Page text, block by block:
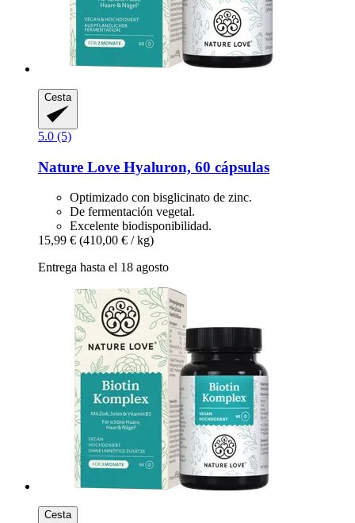
Cesta
5.0 (5)
Nature Love Hyaluron, 60 cápsulas
Optimizado con bisglicinato de zinc.
De fermentación vegetal.
Excelente biodisponibilidad.
15,99 € (410,00 € / kg)
Entrega hasta el 18 agosto
Cesta